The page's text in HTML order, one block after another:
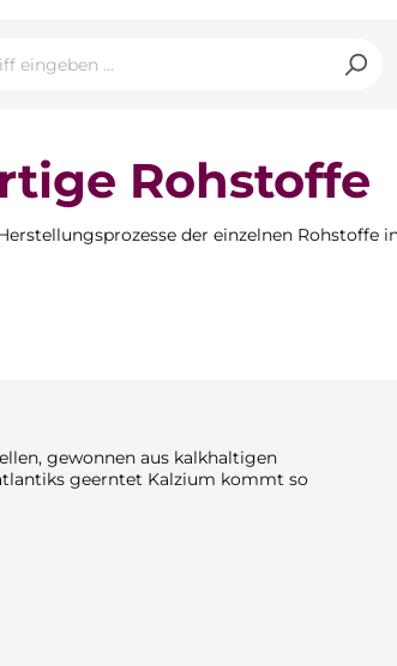
Rohstoffe
der einzelnen Rohstoffe
gewonnen aus kalkhaltigen
geerntet Kalzium kommt so